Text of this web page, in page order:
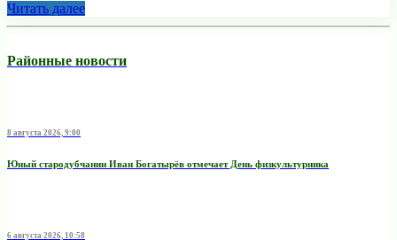
Читать далее
Районные новости
8 августа 2026, 9:00
Юный стародубчанин Иван Богатырёв отмечает День физкультурника
6 августа 2026, 10:58